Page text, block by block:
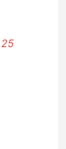
25